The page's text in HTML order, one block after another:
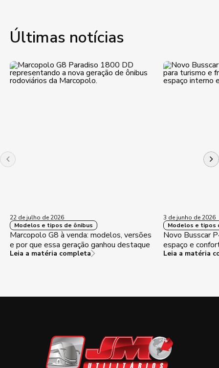
Últimas notícias
22 de julho de 2026
Modelos e tipos de ônibus
Marcopolo G8 à venda: modelos, versões
e por que essa geração ganhou destaque
Leia a matéria completa
3 de junho de 2026
Modelos e tipos
Novo Busscar
espaço e
Leia a matéria